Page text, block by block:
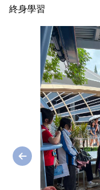
終身學習